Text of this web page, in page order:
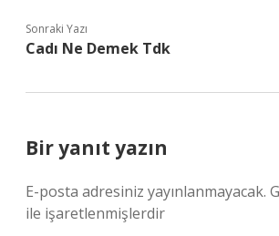
Sonraki Yazı
Cadı Ne Demek Tdk
Bir yanıt yazın
E-posta adresiniz yayınlanmayacak.
ile işaretlenmişlerdir